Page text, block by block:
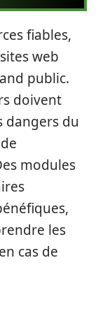
fiables,
web
public.
doivent
dangers du
modules
les
cas de